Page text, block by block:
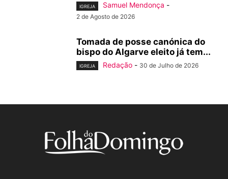
IGREJA Samuel Mendonça -
2 de Agosto de 2026
Tomada de posse canónica do
bispo do Algarve eleito já tem...
IGREJA Redação - 30 de Julho de 2026